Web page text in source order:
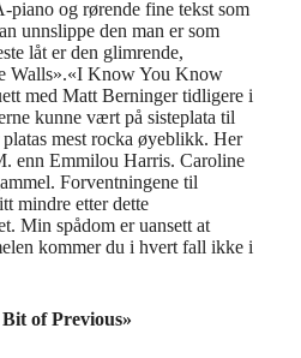
piano og rørende fine tekst som
unnslippe den man er som
låt erden glimrende,
Walls».«I KnowYou Know
med Matt Berninger tidligere i
kunne vært på sisteplata til
platas mest rocka øyeblikk. Her
enn Emmilou Harris. Caroline
. Forventningene til
mindre etter dette
Min spådom er uansett at
kommer du i hvert fall ikke i
of Previous»